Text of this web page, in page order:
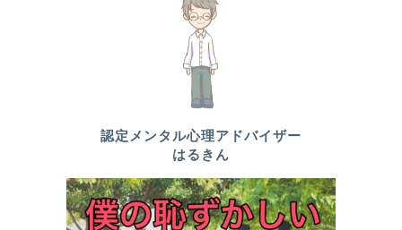
認定メンタル心理アドバイザー
はるきん